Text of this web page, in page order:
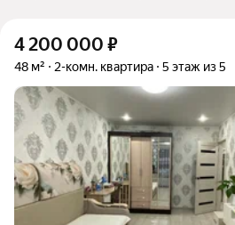
4 200 000 ₽
48 м² 2-комн. квартира 5 этаж из 5